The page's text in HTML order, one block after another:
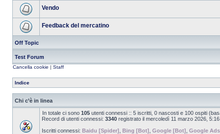
Vendo
Feedback del mercatino
Off Topic
Test Forum
Cancella cookie | Staff
Indice
Chi c’è in linea
In totale ci sono 105 utenti connessi :: 5 iscritti, 0 nascosti e 100 ospiti
Record di utenti connessi: 3340 registrato il mercoledì 11 marzo 2026, 5:16
Iscritti connessi: Baidu [Spider] Bing [Bot] Google [Bot] Google